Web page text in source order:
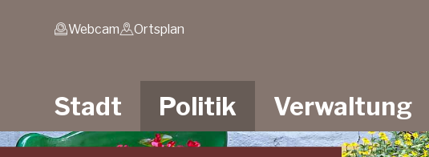
Navigieren in Stein am Rhein
Schnellnavigation
Metanavigation
Webcam Ortsplan
Hauptnavigation
Stadt Politik Verwaltung